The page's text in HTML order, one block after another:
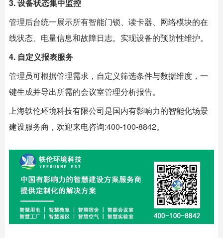
3. 设备状态集中监控
管理后台统一展示所有智能门锁、读卡器、网络模块的在
线状态、电量信息和故障日志。实现设备的预防性维护。
4. 自定义报表服务
管理员可根据管理需求，自定义筛选条件与数据维度，一
键生成并导出所需的会议室管理分析报告。
上海轶伦环境科技有限公司是国内有影响力的智能化场景
建设服务商，欢迎来电咨询:400-100-8842。